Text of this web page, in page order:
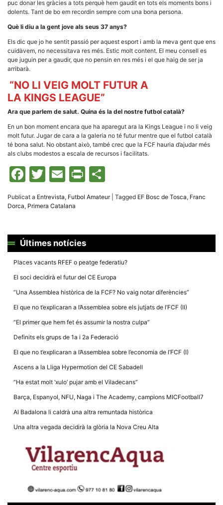
puc donar les gràcies a tots perquè hem gaudit en tots els moments bons i
dolents. Tant de bo em recordin sempre com una bona persona.
Què li diu a la gent jove als seus 37 anys?
Els dic que jo he sentit passió per aquest esport i amb la meva gent que ens
cuidàvem, no necessitava res més. Estic molt content. El meu consell es
que juguin per a gaudir, que no pensin en res més i el que haig de ser ja
arribarà.
“NO LI VEIG MOLT FUTUR A
LA KINGS LEAGUE”
Ara que parlem de salut. Quina és la del nostre futbol català?
En un bon moment encara que ha aparegut ara la Kings League i no li veig
molt futur. Jugar de cara a la galeria no té futur mentre que el futbol català
té bona salut. No obstant això, també crec que la FCF hauria d’ajudar més
als clubs modestos a escala de recursos i facilitats.
Facebook
Twitter
Email
Print
Publicat a Entrevista, Futbol Amateur| Tagged EF Bosc de Tosca, Franc
Dorca, Primera Catalana
Últimes notícies
Places vacants RFEF o peatge federatiu?
El soci decidirà el futur del CE Europa
“Una Assemblea històrica de la FCF? No vaig notar diferències”
El que no t’explicaran a l’Assemblea sobre els jutjats de l’FCF (II)
“El primer que hem fet és assumir la nostra culpa”
Definits els grups de 1a i 2a Federació
El que no t’explicaran a l’Assemblea sobre l’economia de l’FCF (I)
Ascens a la Lliga Hypermotion del CE Sabadell
“Ha estat molt ‘xulo’ pujar amb el Viladecans”
Barça, Espanyol, NFU, Naga i The Academy, campions MICFootball7
Al Badalona li caldrà una altra remuntada històrica
Una altra vegada decidirà la glòria la Nova Creu Alta